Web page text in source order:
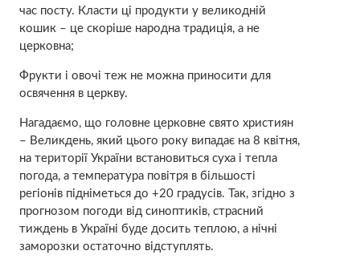
час посту. Класти ці продукти у великодній
кошик – це скоріше народна традиція, а не
церковна;
Фрукти і овочі теж не можна приносити для
освячення в церкву.
Нагадаємо, що головне церковне свято християн
– Великдень, який цього року випадає на 8 квітня,
на території України встановиться суха і тепла
погода, а температура повітря в більшості
регіонів підніметься до +20 градусів. Так, згідно з
прогнозом погоди від синоптиків, страсний
тиждень в Україні буде досить теплою, а нічні
заморозки остаточно відступлять.